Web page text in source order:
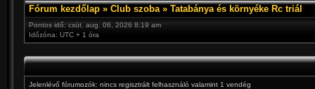
Fórum kezdőlap » Club szoba» Tatabánya és környéke Rc triál
Pontos idő: csüt. aug. 06, 2026 8:19 am
Időzóna: UTC + 1 óra
Jelenlévő fórumozók: nincs regisztrált felhasználó valamint 1 vendég